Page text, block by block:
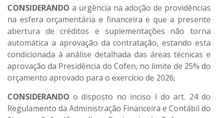
CONSIDERANDO a urgência na adoção de providências
na esfera orçamentária e financeira e que a presente
abertura de créditos e suplementações não torna
automática a aprovação da contratação, estando esta
condicionada à análise detalhada das áreas técnicas e
aprovação da Presidência do Cofen, no limite de 25% do
orçamento aprovado para o exercício de 2026;
CONSIDERANDO o disposto no inciso I do art. 24 do
Regulamento da Administração Financeira e Contábil do